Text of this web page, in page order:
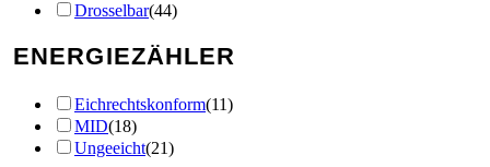
Drosselbar(44)
ENERGIEZÄHLER
Eichrechtskonform(11)
MID(18)
Ungeeicht(21)